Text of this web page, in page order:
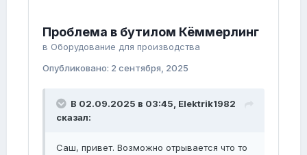
Проблема в бутилом Кёммерлинг
в Оборудование для производства
Опубликовано: 2 сентября, 2025
В 02.09.2025 в 03:45, Elektrik1982
сказал:
Саш, привет. Возможно отрывается что то